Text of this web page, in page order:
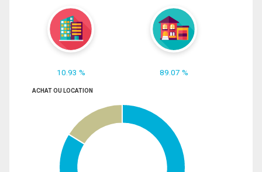
10.93 % 89.07 %
ACHAT OU LOCATION